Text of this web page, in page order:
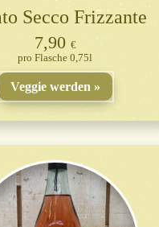
Secco Frizzante
7,90 €
Flasche 0,75l
Veggie werden